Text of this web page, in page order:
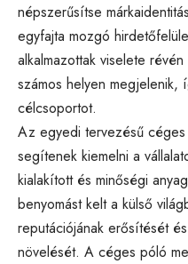
népszerűsítse
egyfajta mozgó
alkalmazottak viselete
számos helyen megjelenik,
célcsoportot.
Az egyedi tervezésű
segítenek kiemelni a
kialakított és minőségi
benyomást kelt a külső
reputációjának erősítését
növelését. A céges póló